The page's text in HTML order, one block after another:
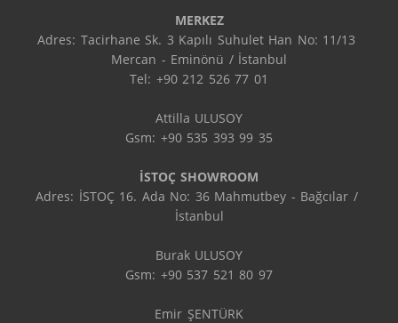
MERKEZ
Adres: Tacirhane Sk. 3 Kapılı Suhulet Han No: 11/13
Mercan - Eminönü / İstanbul
Tel: +90 212 526 77 01
Attilla ULUSOY
Gsm: +90 535 393 99 35
İSTOÇ SHOWROOM
Adres: İSTOÇ 16. Ada No: 36 Mahmutbey - Bağcılar /
İstanbul
Burak ULUSOY
Gsm: +90 537 521 80 97
Emir ŞENTÜRK